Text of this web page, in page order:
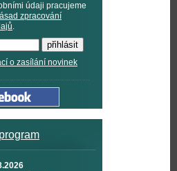
údaji pracujeme
zpracování
.
o zasílání novinek